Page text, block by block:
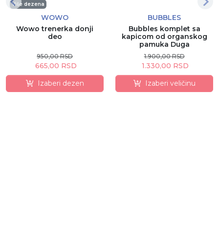
Više dezena
WOWO
Wowo trenerka donji
deo
950,00 RSD
665,00 RSD
Izaberi dezen
BUBBLES
Bubbles komplet sa
kapicom od organskog
pamuka Duga
1.900,00 RSD
1.330,00 RSD
Izaberi veličinu